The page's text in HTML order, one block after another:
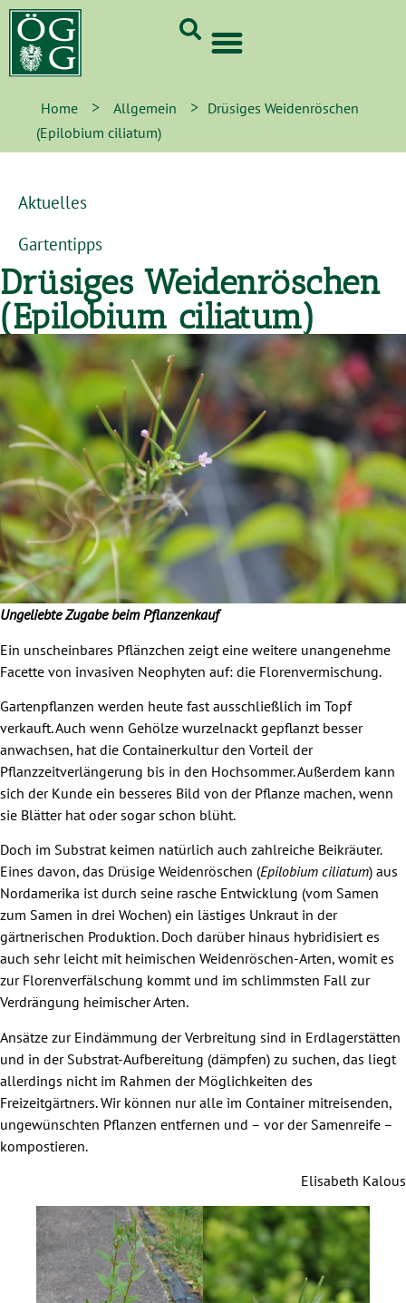
Home > Allgemein > Drüsiges Weidenröschen
(Epilobium ciliatum)
Aktuelles
Gartentipps
Drüsiges Weidenröschen
(Epilobium ciliatum)
Ungeliebte Zugabe beim Pflanzenkauf
Ein unscheinbares Pflänzchen zeigt eine weitere unangenehme
Facette von invasiven Neophyten auf: die Florenvermischung.
Gartenpflanzen werden heute fast ausschließlich im Topf
verkauft. Auch wenn Gehölze wurzelnackt gepflanzt besser
anwachsen, hat die Containerkultur den Vorteil der
Pflanzzeitverlängerung bis in den Hochsommer. Außerdem kann
sich der Kunde ein besseres Bild von der Pflanze machen, wenn
sie Blätter hat oder sogar schon blüht.
Doch im Substrat keimen natürlich auch zahlreiche Beikräuter.
Eines davon, das Drüsige Weidenröschen (Epilobium ciliatum) aus
Nordamerika ist durch seine rasche Entwicklung (vom Samen
zum Samen in drei Wochen) ein lästiges Unkraut in der
gärtnerischen Produktion. Doch darüber hinaus hybridisiert es
auch sehr leicht mit heimischen Weidenröschen-Arten, womit es
zur Florenverfälschung kommt und im schlimmsten Fall zur
Verdrängung heimischer Arten.
Ansätze zur Eindämmung der Verbreitung sind in Erdlagerstätten
und in der Substrat-Aufbereitung (dämpfen) zu suchen, das liegt
allerdings nicht im Rahmen der Möglichkeiten des
Freizeitgärtners. Wir können nur alle im Container mitreisenden,
ungewünschten Pflanzen entfernen und – vor der Samenreife –
kompostieren.
Elisabeth Kalous